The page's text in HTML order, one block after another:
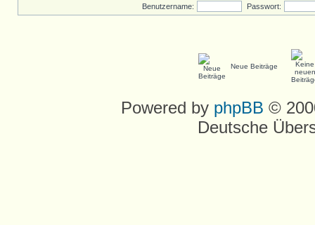
Benutzername: Passwort:
Neue Beiträge
Powered by phpBB ©
Deutsche